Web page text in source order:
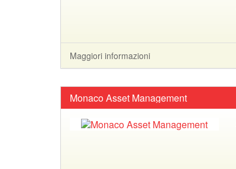
Maggiori informazioni
Monaco Asset Management